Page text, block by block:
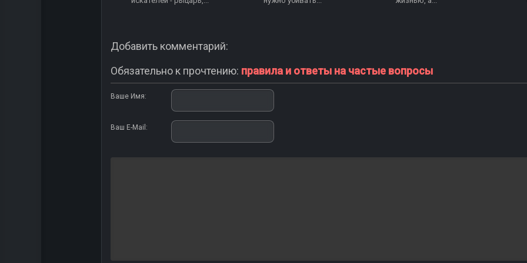
Добавить комментарий:
Обязательно к прочтению: правила и ответы на частые вопросы
Ваше Имя:
Ваш E-Mail: